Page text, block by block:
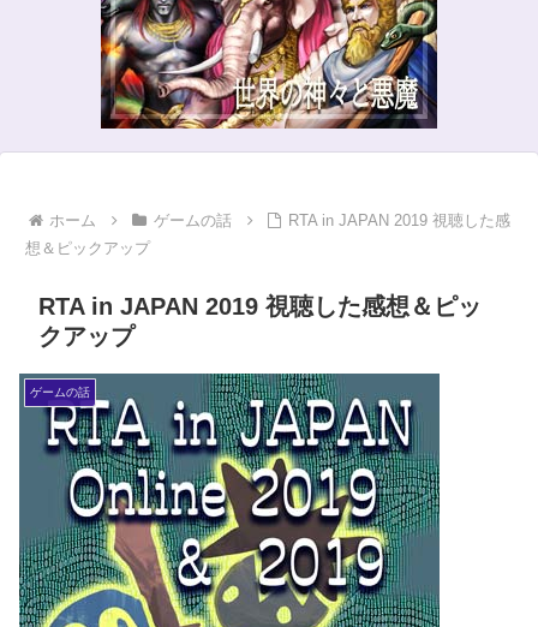
ホーム ゲームの話
RTA in JAPAN 2019 視聴した感
想＆ピックアップ
RTA in JAPAN 2019 視聴した感想＆ピッ
クアップ
ゲームの話